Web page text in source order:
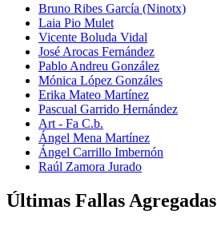
Bruno Ribes García (Ninotx)
Laia Pio Mulet
Vicente Boluda Vidal
José Arocas Fernández
Pablo Andreu González
Mónica López Gonzáles
Erika Mateo Martínez
Pascual Garrido Hernández
Art - Fa C.b.
Ángel Mena Martínez
Ángel Carrillo Imbernón
Raúl Zamora Jurado
Últimas Fallas Agregadas